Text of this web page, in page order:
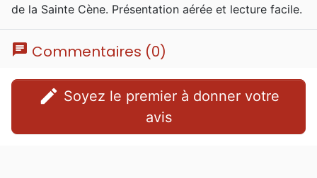
de la Sainte Cène. Présentation aérée et lecture facile.
chat Commentaires (0)
edit
avis